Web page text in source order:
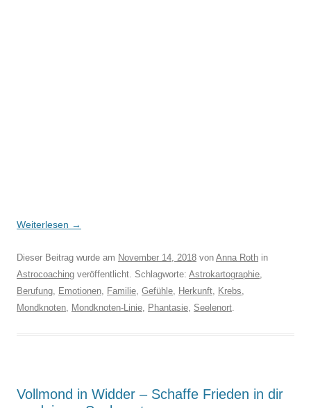
Weiterlesen →
Dieser Beitrag wurde am November 14, 2018 von Anna Roth in
Astrocoaching veröffentlicht. Schlagworte: Astrokartographie,
Berufung, Emotionen, Familie, Gefühle, Herkunft, Krebs,
Mondknoten, Mondknoten-Linie, Phantasie, Seelenort.
Vollmond in Widder – Schaffe Frieden in dir